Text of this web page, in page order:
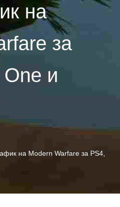
на
за
и
на Modern Warfare за PS4,